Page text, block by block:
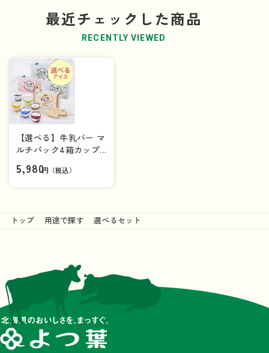
最近チェックした商品
RECENTLY VIEWED
【選べる】牛乳バー マ
ルチパック4箱カップ
料負担ナシ】
5,980円（税込）
トップ 用途で探す 選べるセット